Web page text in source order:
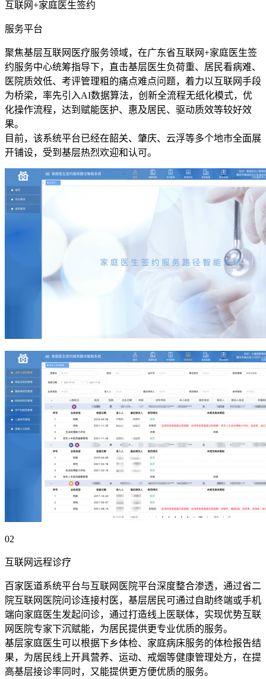
互联网+家庭医生签约
服务平台
聚焦基层互联网医疗服务领域，在广东省互联网+家庭医生签
约服务中心统筹指导下，直击基层医生负荷重、居民看病难、
医院质效低、考评管理粗的痛点难点问题，着力以互联网手段
为桥梁，率先引入AI数据算法，创新全流程无纸化模式，优
化操作流程，达到赋能医护、惠及居民、驱动质效等较好效
果。
目前，该系统平台已经在韶关、肇庆、云浮等多个地市全面展
开铺设，受到基层热烈欢迎和认可。
02
互联网远程诊疗
百家医道系统平台与互联网医院平台深度整合渗透，通过省二
院互联网医院问诊连接村医，基层居民可通过自助终端或手机
端向家庭医生发起问诊，通过打造线上医联体，实现优势互联
网医院专家下沉赋能，为居民提供更专业优质的服务。
基层家庭医生可以根据下乡体检、家庭病床服务的体检报告结
果，为居民线上开具营养、运动、戒烟等健康管理处方，在提
高基层接诊率同时，又能提供更方便优质的服务。